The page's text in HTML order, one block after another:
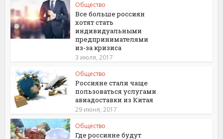
Общество
Все больше россиян
хотят стать
индивидуальными
предпринимателями
из-за кризиса
3 июля, 2017
Общество
Россияне стали чаще
пользоваться услугами
авиадоставки из Китая
29 июня, 2017
Общество
Где россияне будут